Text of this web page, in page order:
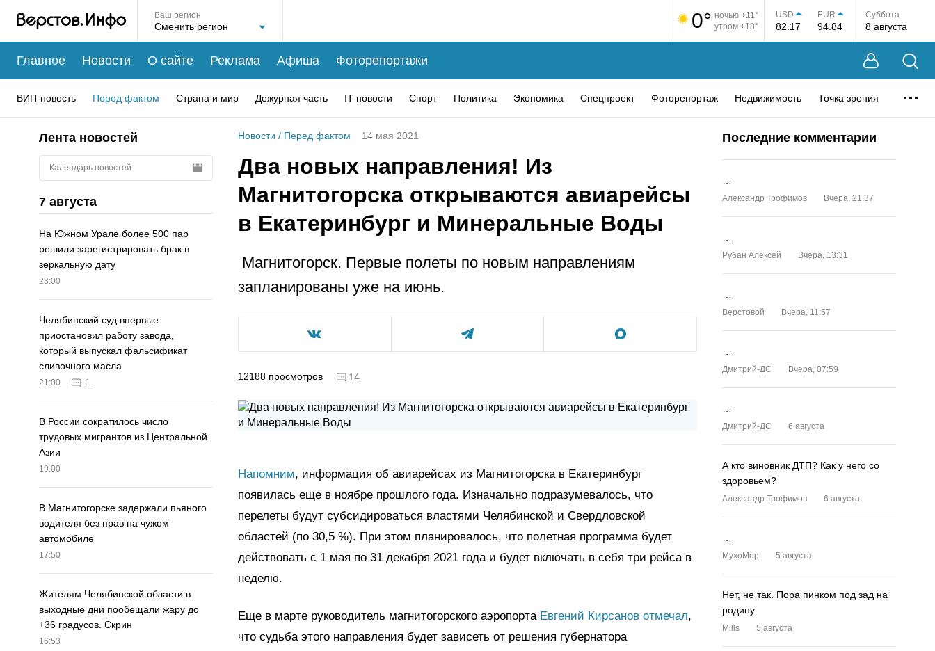
Ваш регион 0° ночью +11°
утром +18°
USD
82.17
EUR
94.84
Суббота
8 августа
Главное Новости О сайте Реклама Афиша Фоторепортажи
ВИП-новость Перед фактом Страна и мир Дежурная часть IT новости Спорт Политика Экономика Спецпроект Фоторепортаж Недвижимость Точка зрения
Лента новостей
Календарь новостей
7 августа
На Южном Урале более 500 пар
решили зарегистрировать брак в
зеркальную дату
23:00
Челябинский суд впервые
приостановил работу завода,
который выпускал фальсификат
сливочного масла
21:00 1
В России сократилось число
трудовых мигрантов из Центральной
Азии
19:00
В Магнитогорске задержали пьяного
водителя без прав на чужом
автомобиле
17:50
Жителям Челябинской области в
выходные дни пообещали жару до
+36 градусов. Скрин
16:53
Новости / Перед фактом 14 мая 2021
Два новых направления! Из
Магнитогорска открываются авиарейсы
в Екатеринбург и Минеральные Воды
Магнитогорск. Первые полеты по новым направлениям
запланированы уже на июнь.
12188 просмотров 14
Напомним, информация об авиарейсах из Магнитогорска в Екатеринбург
появилась еще в ноябре прошлого года. Изначально подразумевалось, что
перелеты будут субсидироваться властями Челябинской и Свердловской
областей (по 30,5 %). При этом планировалось, что полетная программа будет
действовать с 1 мая по 31 декабря 2021 года и будет включать в себя три рейса в
неделю.
Еще в марте руководитель магнитогорского аэропорта Евгений Кирсанов отмечал,
что судьба этого направления будет зависеть от решения губернатора
Последние комментарии
Александр Трофимов Вчера, 21:37
Рубан Алексей Вчера, 13:31
Верстовой Вчера, 11:57
Дмитрий-ДС Вчера, 07:59
Дмитрий-ДС 6 августа
А кто виновник ДТП? Как у него со
здоровьем?
Александр Трофимов 6 августа
MyxoMop 5 августа
Нет, не так. Пора пинком под зад на
родину.
Mills 5 августа